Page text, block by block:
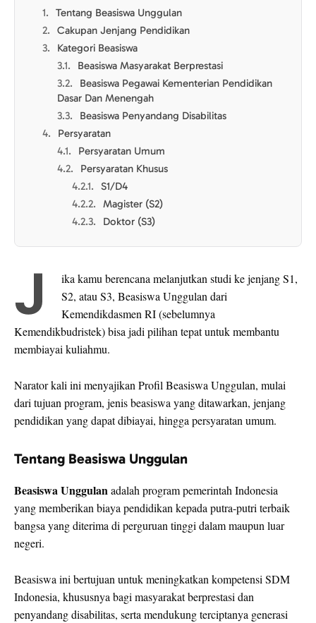
Tentang Beasiswa Unggulan
Cakupan Jenjang Pendidikan
Kategori Beasiswa
Beasiswa Masyarakat Berprestasi
Beasiswa Pegawai Kementerian Pendidikan
Dasar Dan Menengah
Beasiswa Penyandang Disabilitas
Persyaratan
Persyaratan Umum
Persyaratan Khusus
S1/D4
Magister (S2)
Doktor (S3)
J
ika kamu berencana melanjutkan studi ke jenjang S1,
S2, atau S3, Beasiswa Unggulan dari
Kemendikdasmen RI (sebelumnya
Kemendikbudristek) bisa jadi pilihan tepat untuk membantu
membiayai kuliahmu.
Naratorkali ini menyajikan Profil Beasiswa Unggulan, mulai
dari tujuan program, jenis beasiswa yang ditawarkan, jenjang
pendidikan yang dapat dibiayai, hingga persyaratan umum.
Tentang Beasiswa Unggulan
Beasiswa Unggulanadalah program pemerintah Indonesia
yang memberikan biaya pendidikan kepada putra-putri terbaik
bangsa yang diterima di perguruan tinggi dalam maupun luar
negeri.
Beasiswa ini bertujuan untuk meningkatkan kompetensi SDM
Indonesia, khususnya bagi masyarakat berprestasi dan
penyandang disabilitas, serta mendukung terciptanya generasi